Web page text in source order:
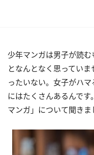
少年マンガは男子が読
となんとなく思ってい
ったいない。女子がハ
にはたくさんあるんで
マンガ」について聞きま